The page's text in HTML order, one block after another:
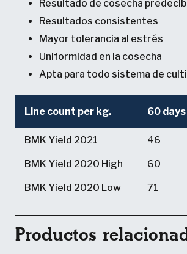
Resultado de cosecha
Resultados consistentes
Mayor tolerancia al estrés
Uniformidad en la cosecha
Apta para todo sistema de
Line count per kg. 60 days
BMK Yield 2021 46
BMK Yield 2020 High 60
BMK Yield 2020 Low 71
Productos